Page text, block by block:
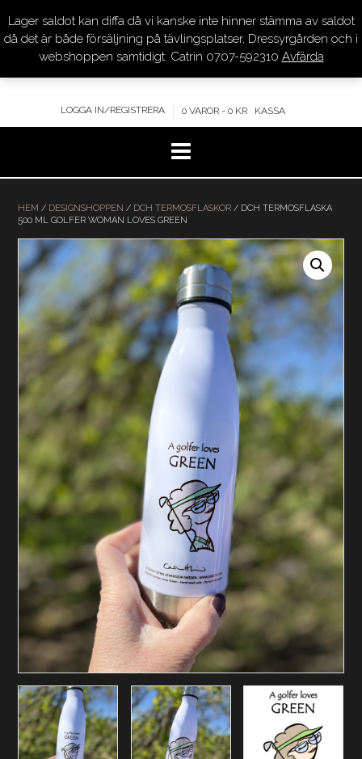
innehåll
DRESSYR.COM
KVALITET – KOMPETENS – SERVICE
LOGGA IN/REGISTRERA 0 VAROR - 0 KR KASSA
HEM / DESIGNSHOPPEN / DCH TERMOSFLASKOR / DCH TERMOSFLASKA
500 ML GOLFER WOMAN LOVES GREEN
Lager saldot kan diffa då vi kanske inte hinner stämma av saldot
då det är både försäljning på tävlingsplatser, Dressyrgården och i
webshoppen samtidigt. Catrin 0707-592310 Avfärda